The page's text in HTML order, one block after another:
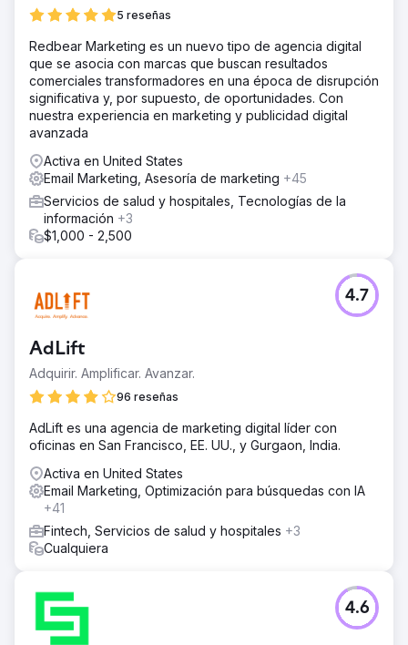
5 reseñas
Redbear Marketing es un nuevo tipo de agencia digital
que se asocia con marcas que buscan resultados
comerciales transformadores en una época de disrupción
significativa y, por supuesto, de oportunidades. Con
nuestra experiencia en marketing y publicidad digital
avanzada
Activa en United States
Email Marketing, Asesoría de marketing +45
Servicios de salud y hospitales, Tecnologías de la
información +3
$1,000 - 2,500
AdLift
Adquirir. Amplificar. Avanzar.
96 reseñas
4.7
AdLift es una agencia de marketing digital líder con
oficinas en San Francisco, EE. UU., y Gurgaon, India.
Activa en United States
Email Marketing, Optimización para búsquedas con IA
+41
Fintech, Servicios de salud y hospitales +3
Cualquiera
4.6